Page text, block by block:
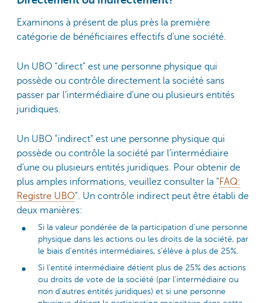
Examinons à présent de plus près la première
catégorie de bénéficiaires effectifs d’une société.
Un UBO "direct" est une personne physique qui
possède ou contrôle directement la société sans
passer par l’intermédiaire d’une ou plusieurs entités
juridiques.
Un UBO "indirect" est une personne physique qui
possède ou contrôle la société par l’intermédiaire
d’une ou plusieurs entités juridiques. Pour obtenir de
plus amples informations, veuillez consulter la "FAQ:
Registre UBO". Un contrôle indirect peut être établi de
deux manières:
Si la valeur pondérée de la participation d’une personne
physique dans les actions ou les droits de la société, par
le biais d’entités intermédiaires, s’élève à plus de 25%.
Si l’entité intermédiaire détient plus de 25% des actions
ou droits de vote de la société (par l’intermédiaire ou
non d’autres entités juridiques) et si une personne